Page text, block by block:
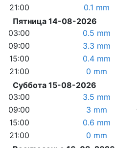
21:00
0.1 mm
Пятница 14-08-2026
03:00
0.5 mm
09:00
3.3 mm
15:00
0.4 mm
21:00
0 mm
Суббота 15-08-2026
03:00
3.5 mm
09:00
3 mm
15:00
0.6 mm
21:00
0 mm